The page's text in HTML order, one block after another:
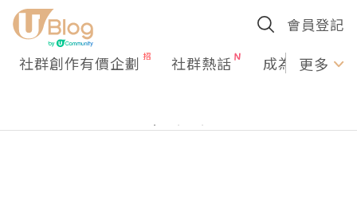
會員登記
社群創作有價企劃 社群熱話 成為U更多